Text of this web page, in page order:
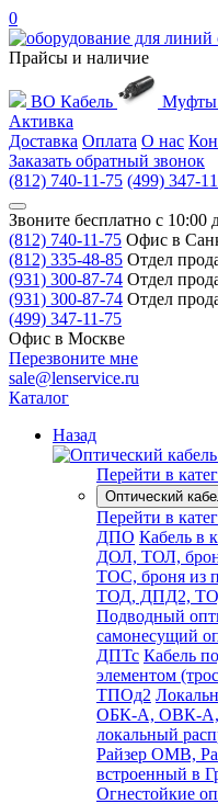
0
Прайсы и наличие
ВО Кабель Муфты
Активка
Доставка Оплата О нас
Заказать обратный звонок
(812) 740-11-75 (499) 347-
Звоните бесплатно с 10:00
(812) 740-11-75 Офис в
(812) 335-48-85 Отдел
(931) 300-87-74 Отдел
(931) 300-87-74 Отдел
(499) 347-11-75
Офис в Москве
Перезвоните мне
sale@lenservice.ru
Каталог
Назад
Перейти в
Оптический
Перейти в
ДПО Кабель в
ДОЛ, ТОЛ,
ТОС, броня из
ТОД, ДПД2,
Подводный
самонесущий
ДПТс Кабель
элементом
ТПОд2
ОБК-А, ОВК-
локальный
Райзер ОМВ,
встроенный в
Огнестойкие